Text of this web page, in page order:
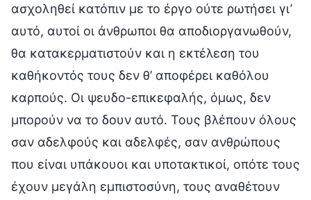
ασχοληθεί κατόπιν με το έργο ούτε ρωτήσει γι’
αυτό, αυτοί οι άνθρωποι θα αποδιοργανωθούν,
θα κατακερματιστούν και η εκτέλεση του
καθήκοντός τους δεν θ’ αποφέρει καθόλου
καρπούς. Οι ψευδο-επικεφαλής, όμως, δεν
μπορούν να το δουν αυτό. Τους βλέπουν όλους
σαν αδελφούς και αδελφές, σαν ανθρώπους
που είναι υπάκουοι και υποτακτικοί, οπότε τους
έχουν μεγάλη εμπιστοσύνη, τους αναθέτουν